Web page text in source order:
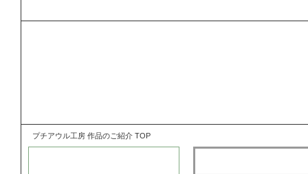
プチアウル工房 作品のご紹介 TOP